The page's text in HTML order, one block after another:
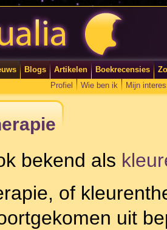
Blogs Artikelen Boekrecensies
Profiel
Wie ben ik Mijn
bekend als
of
uit